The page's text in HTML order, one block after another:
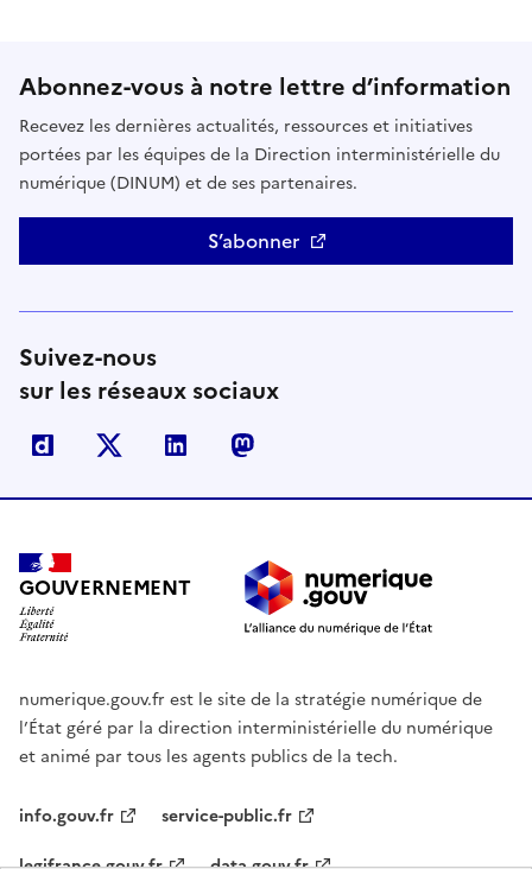
Abonnez-vous à notre lettre d’information
Recevez les dernières actualités, ressources et initiatives
portées par les équipes de la Direction interministérielle du
numérique (DINUM) et de ses partenaires.
S’abonner
Suivez-nous
sur les réseaux sociaux
Dailymotion Linkedin
GOUVERNEMENT
numerique.gouv.fr est le site de la stratégie numérique de
l’État géré par la direction interministérielle du numérique
et animé par tous les agents publics de la tech.
info.gouv.fr
service-public.fr